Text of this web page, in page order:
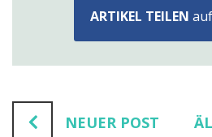
ARTIKEL TEILEN
NEUER POST